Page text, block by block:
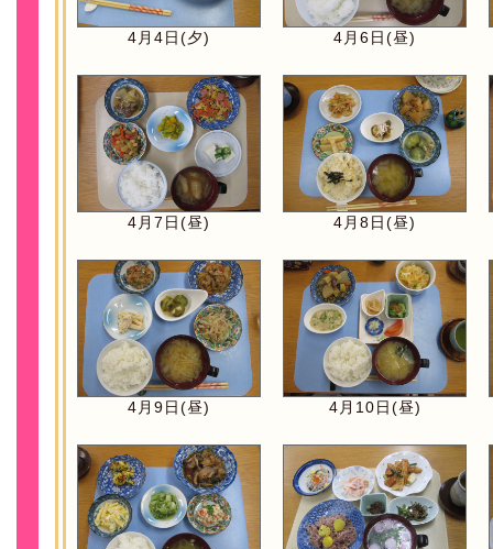
4月4日(夕) 4月6日(昼)
4月7日(昼) 4月8日(昼)
4月9日(昼) 4月10日(昼)